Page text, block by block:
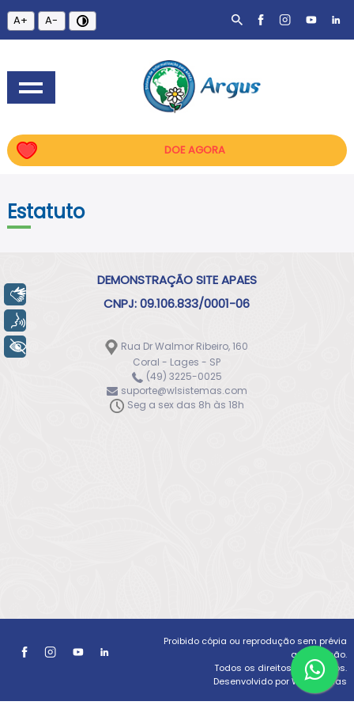
A+ A-
DOE AGORA
Estatuto
DEMONSTRAÇÃO SITE APAES
CNPJ: 09.106.833/0001-06
Rua Dr Walmor Ribeiro, 160
Coral - Lages - SP
(49) 3225-0025
suporte@wlsistemas.com
Seg a sex das 8h às 18h
Proibido cópia ou reprodução sem prévia
autorização.
Todos os direitos reservados.
Desenvolvido por WLSistemas
+ Acessibilidade